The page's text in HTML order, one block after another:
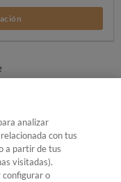
de Google
Crea una cuenta
analizar
con tus
a partir de tus
visitadas).
configurar o